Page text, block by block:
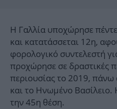
Η Γαλλία υποχώρησε
και κατατάσσεται 12η,
φορολογικό συντελεστή
προχώρησε σε δραστικές
περιουσίας το 2019,
και το Ηνωμένο
την 45η θέση.